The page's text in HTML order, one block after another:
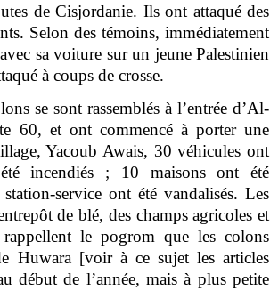
de Cisjordanie. Ils ont attaqué des
Selon des témoins, immédiatement
sa voiture sur un jeune Palestinien
à coups de crosse.
se sont rassemblés à l’entrée d’Al-
60, et ont commencé à porter une
Yacoub Awais, 30 véhicules ont
incendiés ; 10 maisons ont été
service ont été vandalisés. Les
de blé, des champs agricoles et
le pogrom que les colons
Huwara [voir à ce sujet les articles
début de l’année, mais à plus petite